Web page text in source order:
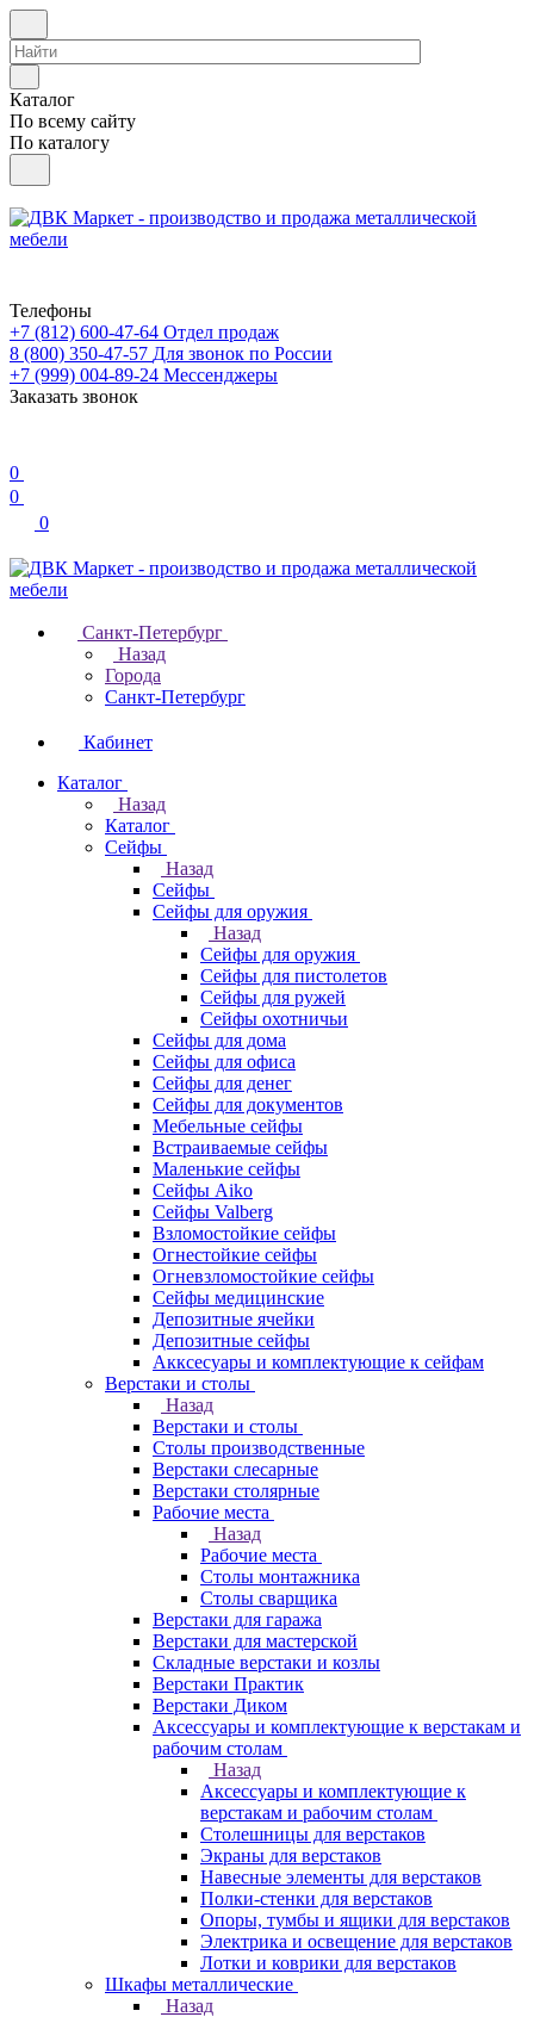
Каталог
По всему сайту
По каталогу
Телефоны
+7 (812) 600-47-64 Отдел продаж
8 (800) 350-47-57 Для звонок по России
+7 (999) 004-89-24 Мессенджеры
Заказать звонок
0
0
0
Санкт-Петербург
Назад
Города
Санкт-Петербург
Кабинет
Каталог
Назад
Каталог
Cейфы
Назад
Cейфы
Cейфы для оружия
Назад
Cейфы для оружия
Сейфы для пистолетов
Сейфы для ружей
Сейфы охотничьи
Cейфы для дома
Cейфы для офиса
Сейфы для денег
Сейфы для документов
Мебельные сейфы
Встраиваемые сейфы
Маленькие сейфы
Сейфы Aiko
Сейфы Valberg
Взломостойкие сейфы
Огнестойкие сейфы
Огневзломостойкие сейфы
Сейфы медицинские
Депозитные ячейки
Депозитные сейфы
Акксесуары и комплектующие к сейфам
Верстаки и столы
Назад
Верстаки и столы
Столы производственные
Верстаки слесарные
Верстаки столярные
Рабочие места
Назад
Рабочие места
Столы монтажника
Столы сварщика
Верстаки для гаража
Верстаки для мастерской
Складные верстаки и козлы
Верстаки Практик
Верстаки Диком
Аксессуары и комплектующие к верстакам и
рабочим столам
Назад
Аксессуары и комплектующие к
верстакам и рабочим столам
Столешницы для верстаков
Экраны для верстаков
Навесные элементы для верстаков
Полки-стенки для верстаков
Опоры, тумбы и ящики для верстаков
Электрика и освещение для верстаков
Лотки и коврики для верстаков
Шкафы металлические
Назад